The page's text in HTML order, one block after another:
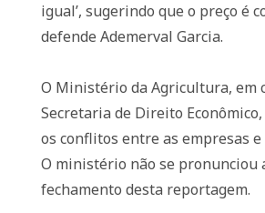
igual’, sugerindo que o preço é
defende Ademerval Garcia.
O Ministério da Agricultura, em
Secretaria de Direito
os conflitos entre as empresas
O ministério não se pronunciou
fechamento desta reportagem.